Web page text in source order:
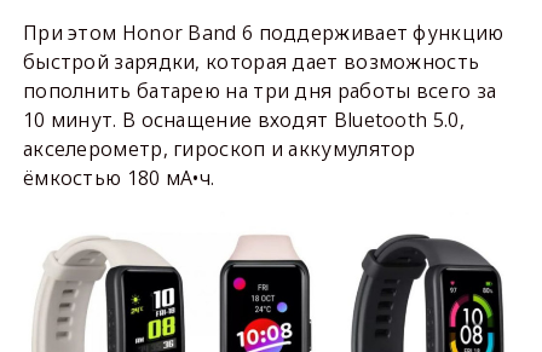
При этом Honor Band 6 поддерживает функцию
быстрой зарядки, которая дает возможность
пополнить батарею на три дня работы всего за
10 минут. В оснащение входят Bluetooth 5.0,
акселерометр, гироскоп и аккумулятор
ёмкостью 180 мА•ч.